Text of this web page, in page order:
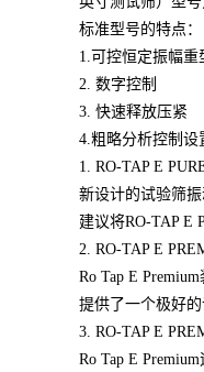
标准型号的特点：
1.可控恒定振幅重
2. 数字控制
3. 快速释放压紧
4.粗略分析控制设
1. RO-TAP E
新设计的试验筛
建议将RO-TAP E
2. RO-TAP E
Ro Tap E
提供了一个极好
3. RO-TAP E
Ro Tap E